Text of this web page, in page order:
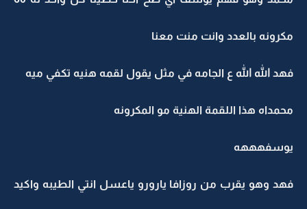
مكرونه بالعدد وانت منت معنا
فهد الله الله ع الجامه في مثل يقول لقمه هنيه تكفي ميه
محمداه هذا اللقمة الهنية مو المكرونه
يوسفهههه
فهد وهو يقرب من روزافا يارورو ياعسل انتي الطيبه واكيد